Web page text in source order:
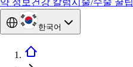
약 정보 건강 칼럼시술/수술 꿀팁
한국어